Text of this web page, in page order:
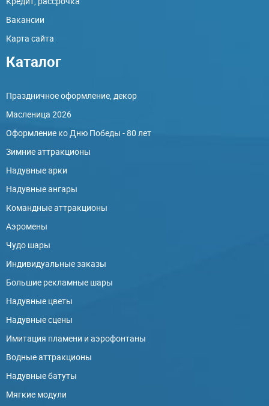
Вакансии
Карта сайта
Каталог
Праздничное оформление, декор
Масленица 2026
Оформление ко Дню Победы - 80 лет
Зимние аттракционы
Надувные арки
Надувные ангары
Командные аттракционы
Аэромены
Чудо шары
Индивидуальные заказы
Большие рекламные шары
Надувные цветы
Надувные сцены
Имитация пламени и аэрофонтаны
Водные аттракционы
Надувные батуты
Мягкие модули